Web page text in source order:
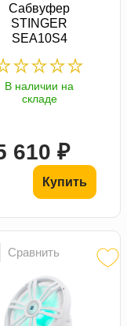
Сабвуфер
STINGER
SEA10S4
В наличии на
складе
610 ₽
Купить
Сравнить